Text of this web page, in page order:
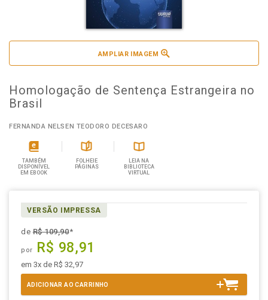
AMPLIAR IMAGEM
Homologação de Sentença Estrangeira no
Brasil
FERNANDA NELSEN TEODORO DECESARO
TAMBÉM
DISPONÍVEL
EM EBOOK
FOLHEIE
PÁGINAS
LEIA NA
BIBLIOTECA
VIRTUAL
VERSÃO IMPRESSA
deR$ 109,90*
por R$ 98,91
em 3x de R$ 32,97
ADICIONAR AO CARRINHO